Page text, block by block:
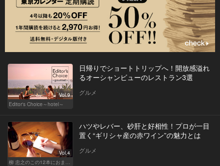
Vol.9
Editor's Choice～hotel～
日帰りでショートトリップへ！開放感溢れ
るオーシャンビューのレストラン3選
グルメ
Vol.4
柳 忠之のこの12本におまかせ
ハツやレバー、砂肝と好相性！プロが一目
置く“ギリシャ産の赤ワイン”の魅力とは
グルメ